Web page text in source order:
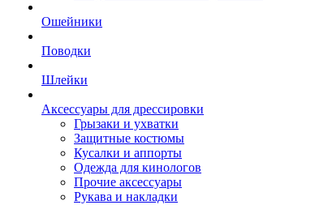
Ошейники
Поводки
Шлейки
Аксессуары для дрессировки
Грызаки и ухватки
Защитные костюмы
Кусалки и аппорты
Одежда для кинологов
Прочие аксессуары
Рукава и накладки